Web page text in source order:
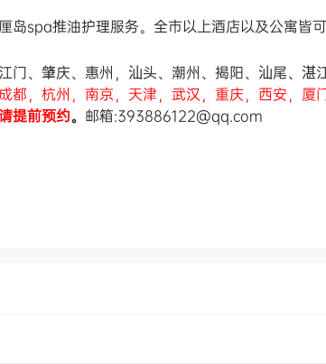
spa推油护理服务。全市以上酒店以及公寓皆
门、肇庆、惠州，汕头、潮州、揭阳、汕尾、湛
都，杭州，南京，天津，武汉，重庆，西安，厦
提前预约。 邮箱:393886122@qq.com